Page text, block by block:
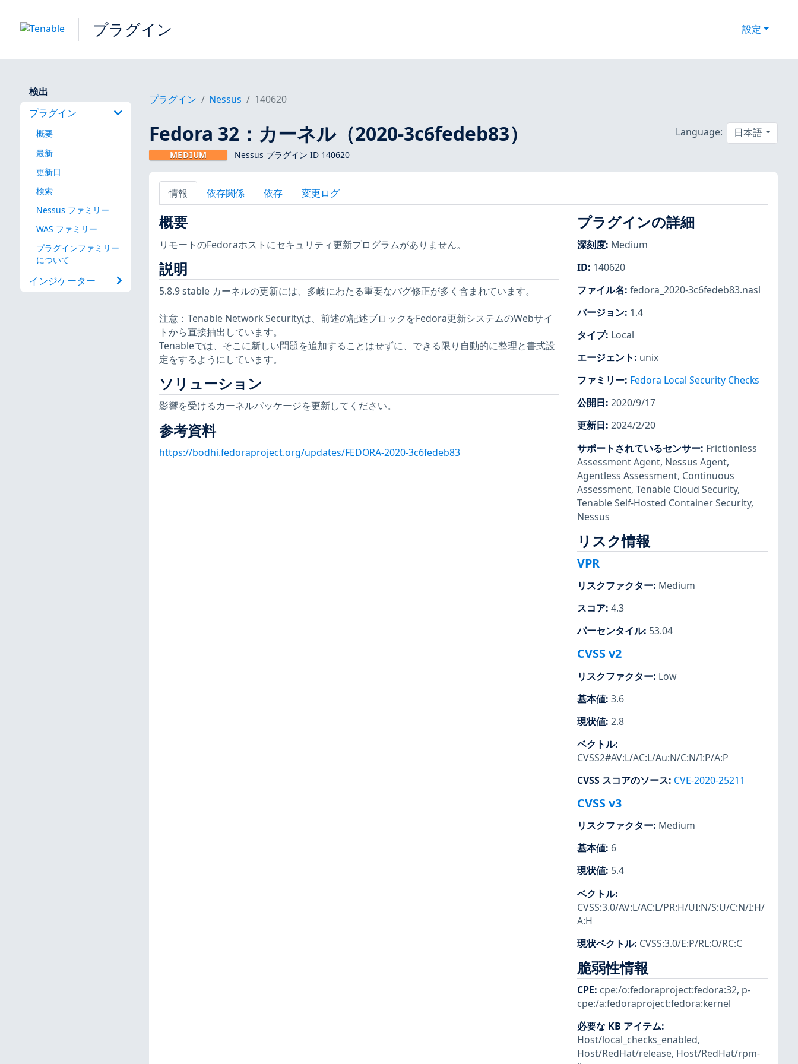
プラグイン 設定
検出
プラグイン
概要
最新
更新日
検索
Nessus ファミリー
WAS ファミリー
プラグインファミリー
について
インジケーター
プラグイン Nessus 140620
Fedora 32：カーネル（2020-3c6fedeb83）
MEDIUM Nessus プラグイン ID 140620
Language: 日本語
情報 依存関係 依存 変更ログ
概要
リモートのFedoraホストにセキュリティ更新プログラムがありません。
説明
5.8.9 stable カーネルの更新には、多岐にわたる重要なバグ修正が多く含まれています。
注意：Tenable Network Securityは、前述の記述ブロックをFedora更新システムのWebサイ
トから直接抽出しています。
Tenableでは、そこに新しい問題を追加することはせずに、できる限り自動的に整理と書式設
定をするようにしています。
ソリューション
影響を受けるカーネルパッケージを更新してください。
参考資料
https://bodhi.fedoraproject.org/updates/FEDORA-2020-3c6fedeb83
プラグインの詳細
深刻度: Medium
ID: 140620
ファイル名: fedora_2020-3c6fedeb83.nasl
バージョン: 1.4
タイプ: Local
エージェント: unix
ファミリー: Fedora Local Security Checks
公開日: 2020/9/17
更新日: 2024/2/20
サポートされているセンサー: Frictionless
Assessment Agent, Nessus Agent,
Agentless Assessment, Continuous
Assessment, Tenable Cloud Security,
Tenable Self-Hosted Container Security,
Nessus
リスク情報
VPR
リスクファクター: Medium
スコア: 4.3
パーセンタイル: 53.04
CVSS v2
リスクファクター: Low
基本値: 3.6
現状値: 2.8
ベクトル:
CVSS2#AV:L/AC:L/Au:N/C:N/I:P/A:P
CVSS スコアのソース: CVE-2020-25211
CVSS v3
リスクファクター: Medium
基本値: 6
現状値: 5.4
ベクトル:
CVSS:3.0/AV:L/AC:L/PR:H/UI:N/S:U/C:N/I:H/
A:H
現状ベクトル: CVSS:3.0/E:P/RL:O/RC:C
脆弱性情報
CPE: cpe:/o:fedoraproject:fedora:32, p-
cpe:/a:fedoraproject:fedora:kernel
必要な KB アイテム:
Host/local_checks_enabled,
Host/RedHat/release, Host/RedHat/rpm-